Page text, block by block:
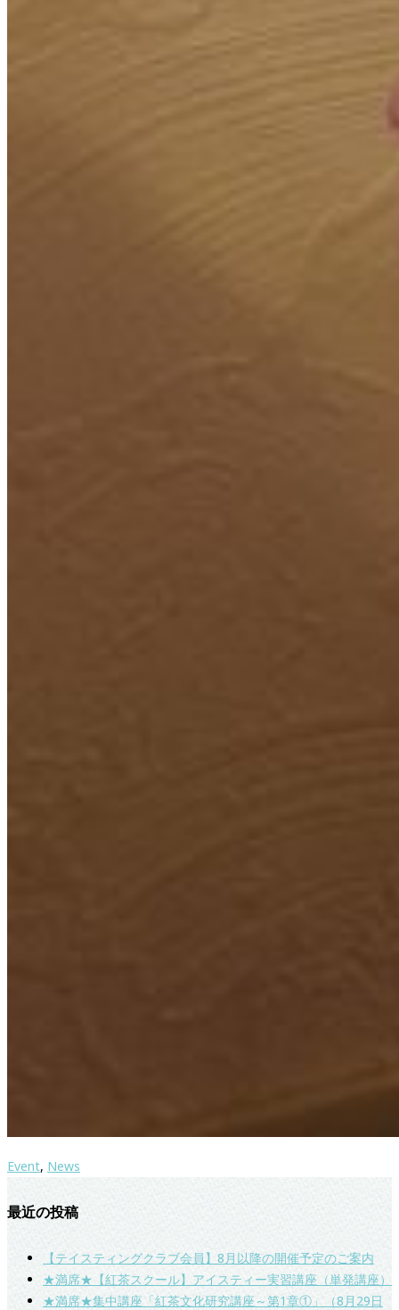
Event, News
最近の投稿
【テイスティングクラブ会員】8月以降の開催予定のご案内
★満席★【紅茶スクール】アイスティー実習講座（単発講座）
★満席★集中講座「紅茶文化研究講座～第1章①」（8月29日